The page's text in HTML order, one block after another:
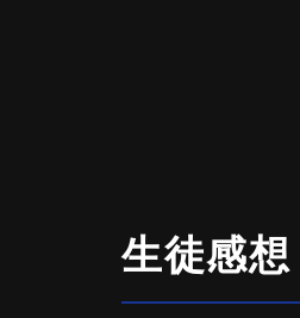
生徒感想